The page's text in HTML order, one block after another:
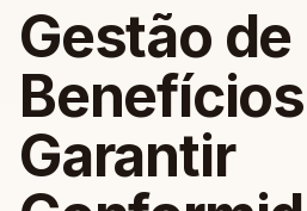
Gestão de
Garantir